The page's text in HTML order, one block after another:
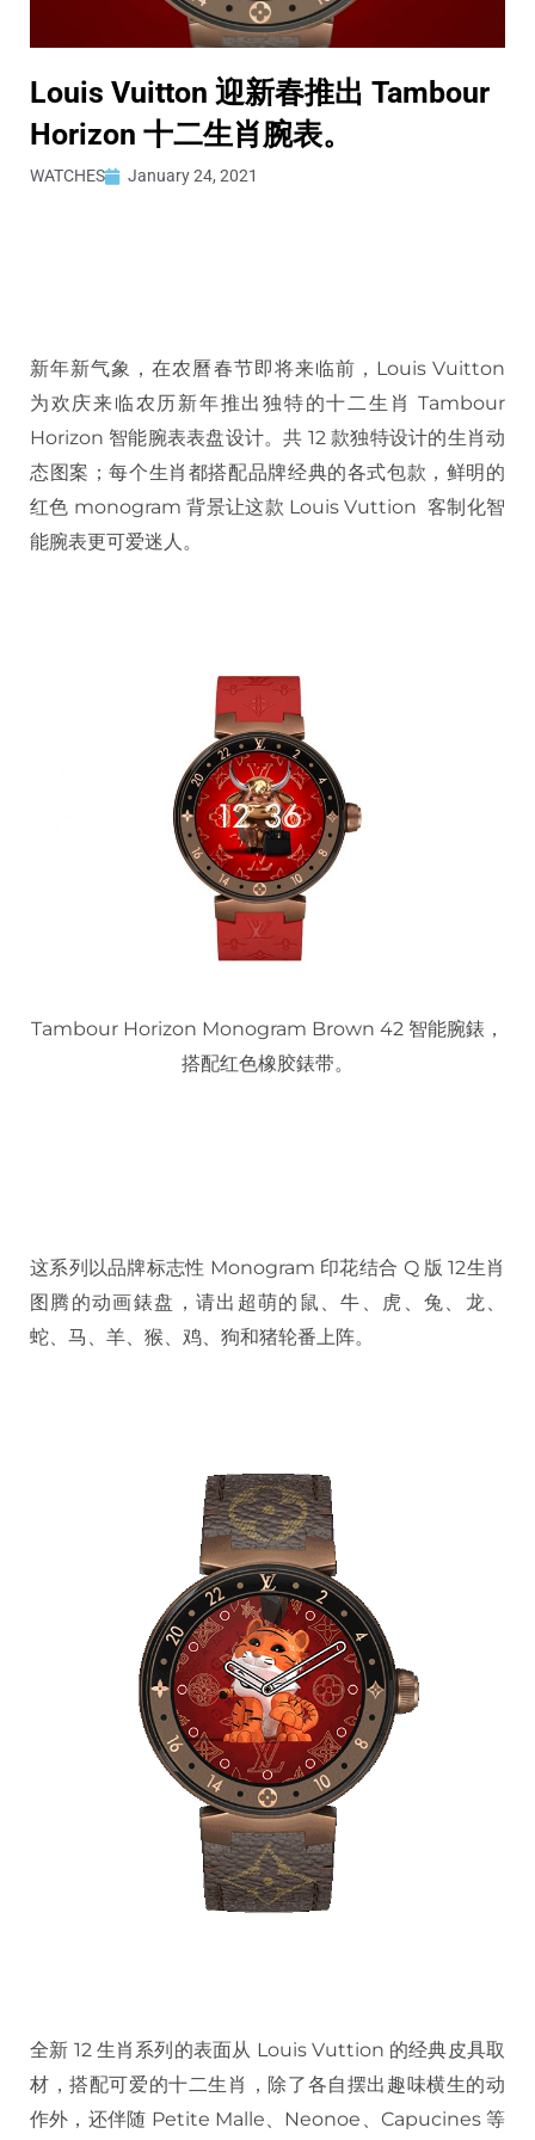
Louis Vuitton 迎新春推出 Tambour
Horizon 十二生肖腕表。
WATCHES January 24, 2021
新年新气象，在农曆春节即将来临前，Louis Vuitton
为欢庆来临农历新年推出独特的十二生肖 Tambour
Horizon 智能腕表表盘设计。共 12 款独特设计的生肖动
态图案；每个生肖都搭配品牌经典的各式包款，鲜明的
红色 monogram 背景让这款 Louis Vuttion 客制化智
能腕表更可爱迷人。
Tambour Horizon Monogram Brown 42 智能腕錶，
搭配红色橡胶錶带。
这系列以品牌标志性 Monogram 印花结合 Q 版 12生肖
图腾的动画錶盘，请出超萌的鼠、牛、虎、兔、龙、
蛇、马、羊、猴、鸡、狗和猪轮番上阵。
全新 12 生肖系列的表面从 Louis Vuttion 的经典皮具取
材，搭配可爱的十二生肖，除了各自摆出趣味横生的动
作外，还伴随 Petite Malle、Neonoe、Capucines 等